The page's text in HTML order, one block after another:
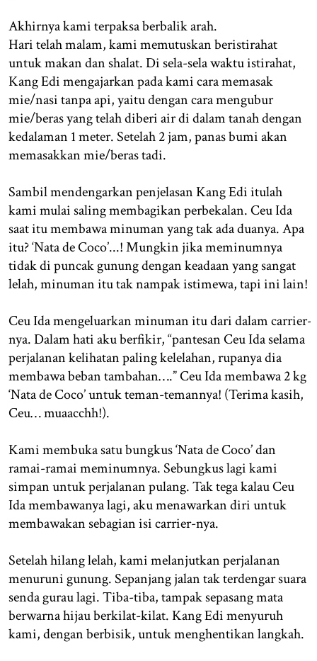
Akhirnya kami terpaksa berbalik arah.
Hari telah malam, kami memutuskan beristirahat
untuk makan dan shalat. Di sela-sela waktu istirahat,
Kang Edi mengajarkan pada kami cara memasak
mie/nasi tanpa api, yaitu dengan cara mengubur
mie/beras yang telah diberi air di dalam tanah dengan
kedalaman 1 meter. Setelah 2 jam, panas bumi akan
memasakkan mie/beras tadi.
Sambil mendengarkan penjelasan Kang Edi itulah
kami mulai saling membagikan perbekalan. Ceu Ida
saat itu membawa minuman yang tak ada duanya. Apa
itu? ‘Nata de Coco’...! Mungkin jika meminumnya
tidak di puncak gunung dengan keadaan yang sangat
lelah, minuman itu tak nampak istimewa, tapi ini lain!
Ceu Ida mengeluarkan minuman itu dari dalam carrier-
nya. Dalam hati aku berfikir, “pantesan Ceu Ida selama
perjalanan kelihatan paling kelelahan, rupanya dia
membawa beban tambahan….” Ceu Ida membawa 2 kg
‘Nata de Coco’ untuk teman-temannya! (Terima kasih,
Ceu… muaacchh!).
Kami membuka satu bungkus ‘Nata de Coco’ dan
ramai-ramai meminumnya. Sebungkus lagi kami
simpan untuk perjalanan pulang. Tak tega kalau Ceu
Ida membawanya lagi, aku menawarkan diri untuk
membawakan sebagian isi carrier-nya.
Setelah hilang lelah, kami melanjutkan perjalanan
menuruni gunung. Sepanjang jalan tak terdengar suara
senda gurau lagi. Tiba-tiba, tampak sepasang mata
berwarna hijau berkilat-kilat. Kang Edi menyuruh
kami, dengan berbisik, untuk menghentikan langkah.